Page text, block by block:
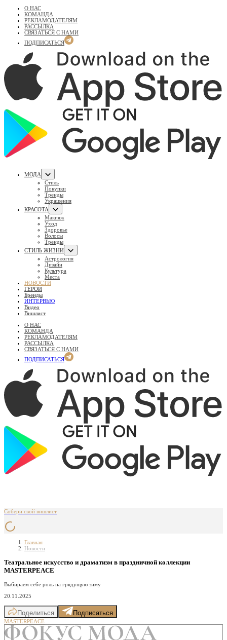
О НАС
КОМАНДА
РЕКЛАМОДАТЕЛЯМ
РАССЫЛКА
СВЯЗАТЬСЯ С НАМИ
ПОДПИСАТЬСЯ
МОДА
Стиль
Покупки
Тренды
Украшения
КРАСОТА
Макияж
Уход
Здоровье
Волосы
Тренды
СТИЛЬ ЖИЗНИ
Астрология
Дизайн
Культура
Места
НОВОСТИ
ГЕРОИ
Бренды
ИНТЕРВЬЮ
Видео
Вишлист
О НАС
КОМАНДА
РЕКЛАМОДАТЕЛЯМ
РАССЫЛКА
СВЯЗАТЬСЯ С НАМИ
ПОДПИСАТЬСЯ
Собери свой вишлист
Главная
Новости
Театральное искусство и драматизм в праздничной коллекции
MASTERPEACE
Выбираем себе роль на грядущую зиму
20.11.2025
Поделиться Подписаться
MASTERPEACE